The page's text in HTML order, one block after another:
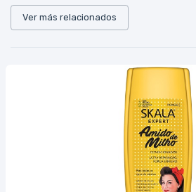
Ver más relacionados